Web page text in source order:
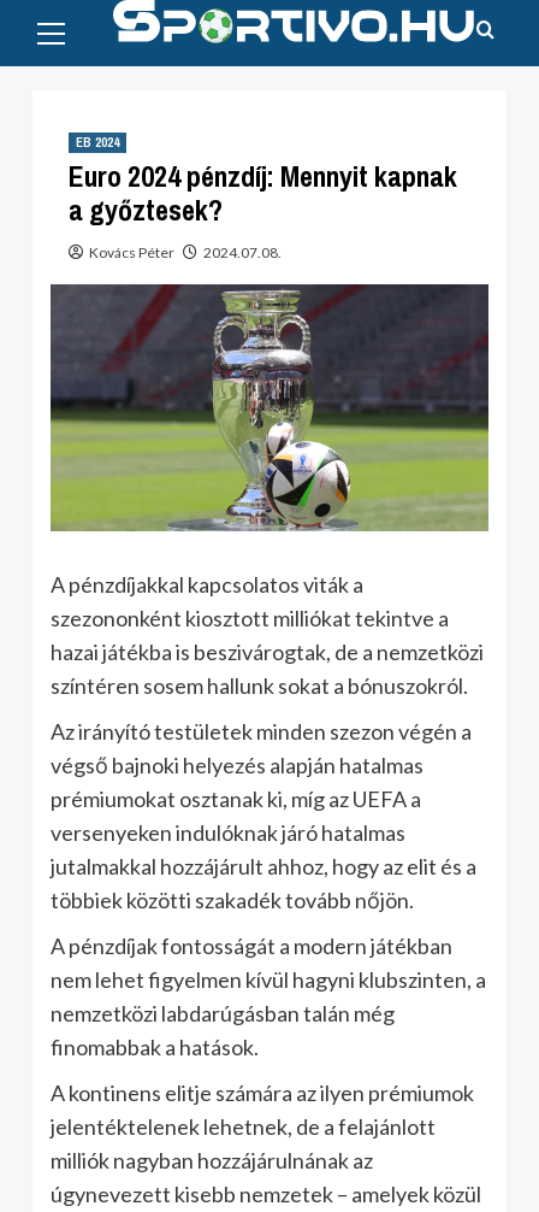
content
Menu
EB 2024
Euro 2024 pénzdíj: Mennyit kapnak
a győztesek?
Kovács Péter 2024.07.08.
A pénzdíjakkal kapcsolatos viták a
szezononként kiosztott milliókat tekintve a
hazai játékba is beszivárogtak, de a nemzetközi
színtéren sosem hallunk sokat a bónuszokról.
Az irányító testületek minden szezon végén a
végső bajnoki helyezés alapján hatalmas
prémiumokat osztanak ki, míg az UEFA a
versenyeken indulóknak járó hatalmas
jutalmakkal hozzájárult ahhoz, hogy az elit és a
többiek közötti szakadék tovább nőjön.
A pénzdíjak fontosságát a modern játékban
nem lehet figyelmen kívül hagyni klubszinten, a
nemzetközi labdarúgásban talán még
finomabbak a hatások.
A kontinens elitje számára az ilyen prémiumok
jelentéktelenek lehetnek, de a felajánlott
milliók nagyban hozzájárulnának az
úgynevezett kisebb nemzetek – amelyek közül